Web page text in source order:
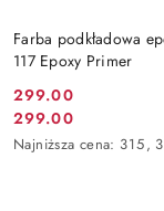
Farba podkładowa
117 Epoxy Primer
Cena
promocyjna:
299.00
Cena
promocyjna:
299.00
Najniższa
Najniższa cena: 315,